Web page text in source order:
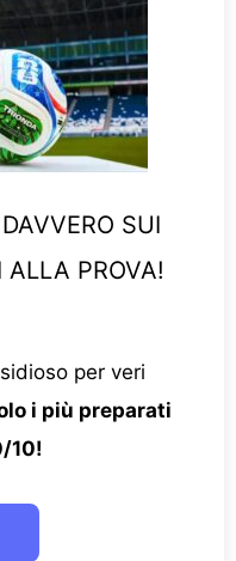
SUI
PROVA!
per veri
i più preparati
10!